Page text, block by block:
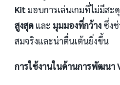
Kitมอบการเล่นเกมที่ไม่มีสะ
สูงสุดและ มุมมองที่กว้างซึ่งช่
สมจริงและน่าตื่นเต้นยิ่งขึ้น
การใช้งานในด้านการพัฒนา